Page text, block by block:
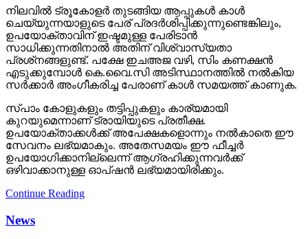
നിലവില്‍ ട്രൂകോളര്‍ തുടങ്ങിയ ആപ്പുകള്‍ കാള്‍
ചെയ്യുന്നയാളുടെ പേര് പ്രദര്‍ശിപ്പിക്കുന്നുണ്ടെങ്കിലും,
ഉപയോക്താവിന് ഇഷ്ടമുള്ള പേരിടാന്‍
സാധിക്കുന്നതിനാല്‍ അതിന് വിശ്വാസ്യതാ
പ്രശ്‌നങ്ങളുണ്ട്. പക്ഷേ ഇചഅജ വഴി, സിം കണക്ഷന്‍
എടുക്കുമ്പോള്‍ കെ.വൈ.സി അടിസ്ഥാനത്തില്‍ നല്‍കിയ
സര്‍ക്കാര്‍ അംഗീകരിച്ച പേരാണ് കാള്‍ സമയത്ത് കാണുക.
സ്പാം കോളുകളും തട്ടിപ്പുകളും കാര്യമായി
കുറയുമെന്നാണ് ട്രായിയുടെ പ്രതീക്ഷ.
ഉപയോക്താക്കള്‍ക്ക് അപേക്ഷകളൊന്നും നല്‍കാതെ ഈ
സേവനം ലഭ്യമാകും. അതേസമയം ഈ ഫീച്ചര്‍
ഉപയോഗിക്കാനില്ലെന്ന് ആഗ്രഹിക്കുന്നവര്‍ക്ക്
ഒഴിവാക്കാനുള്ള ഓപ്ഷന്‍ ലഭ്യമായിരിക്കും.
Continue Reading
News